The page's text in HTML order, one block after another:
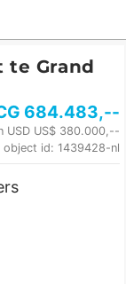
Grand
684.483,--
USD US$ 380.000,--
object id: 1439428-nl